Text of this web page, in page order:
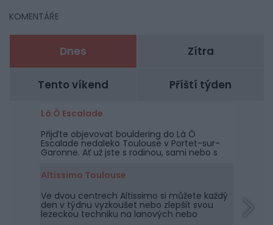
KOMENTÁŘE
Dnes Zítra
Tento víkend Příští týden
Là Ô Escalade
Přijďte objevovat bouldering do Là Ô
Escalade nedaleko Toulouse v Portet-sur-
Garonne. Ať už jste s rodinou, sami nebo s
přáteli, přijďte si vyzkoušet řadu cest, které
odpovídají vaší úrovni zdatnosti a obtížnosti.
Altissimo Toulouse
Ve dvou centrech Altissimo si můžete každý
den v týdnu vyzkoušet nebo zlepšit svou
lezeckou techniku na lanových nebo